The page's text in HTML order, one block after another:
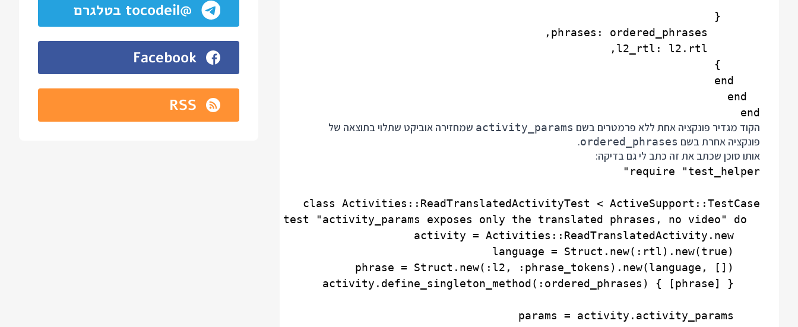
end
הקוד מגדיר פונקציה אחת ללא פרמטרים בשם activity_params שמחזירה אוביקט שתלוי בתוצאה של
פונקציה אחרת בשם ordered_phrases
.
אותו סוכן שכתב את זה כתב לי גם בדיקה:
@tocodeil בטלגרם
Facebook
RSS